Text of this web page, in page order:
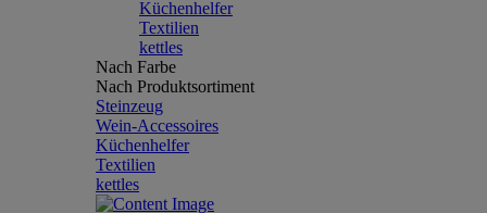
Küchenhelfer
Textilien
kettles
Nach Farbe
Nach Produktsortiment
Steinzeug
Wein-Accessoires
Küchenhelfer
Textilien
kettles